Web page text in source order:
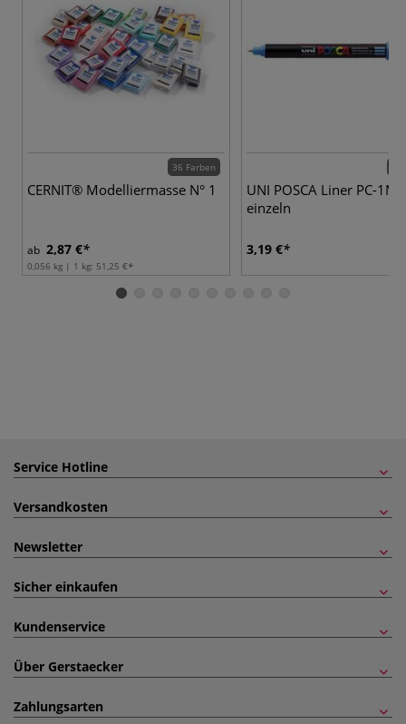
36 Farben
CERNIT® Modelliermasse N° 1
ab 2,87 €
0,056 kg | 1 kg: 51,25 €
UNI POSCA Liner PC-
einzeln
3,19 €
Service Hotline
Versandkosten
Newsletter
Sicher einkaufen
Kundenservice
Über Gerstaecker
Zahlungsarten